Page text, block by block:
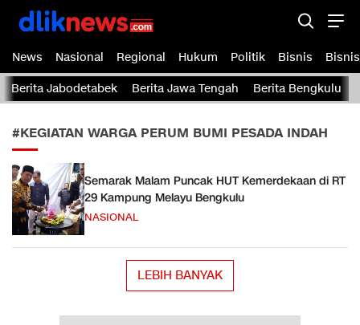
Dliknews.com
dliknews.com – Berita Cepat – Akurat dan Terverifikasi
News Nasional Regional Hukum Politik Bisnis Bisnis
Berita Jabodetabek Berita Jawa Tengah Berita Bengkulu
#KEGIATAN WARGA PERUM BUMI PESADA INDAH
Semarak Malam Puncak HUT Kemerdekaan di RT
29 Kampung Melayu Bengkulu
NASIONAL
LEBIH BANYAK